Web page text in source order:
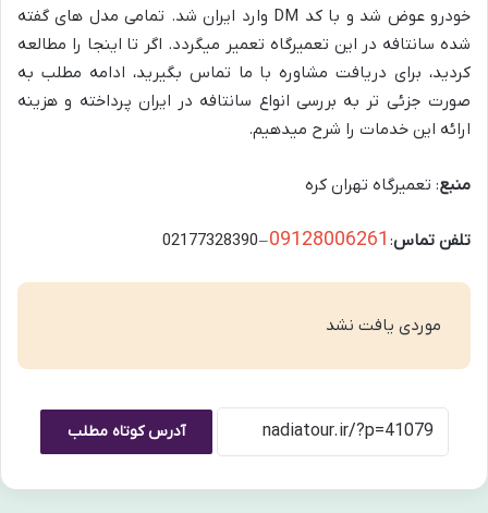
خودرو عوض شد و با کد DM وارد ایران شد. تمامی مدل های گفته
شده سانتافه در این تعمیرگاه تعمیر میگردد. اگر تا اینجا را مطالعه
کردید، برای دریافت مشاوره با ما تماس بگیرید، ادامه مطلب به
صورت جزئی تر به بررسی انواع سانتافه در ایران پرداخته و هزینه
ارائه این خدمات را شرح میدهیم.
منبع: تعمیرگاه تهران کره
تلفن تماس:
09128006261
– 02177328390
موردی یافت نشد
آدرس کوتاه مطلب